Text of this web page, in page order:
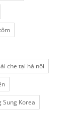
che tại hà nội
Sung Korea